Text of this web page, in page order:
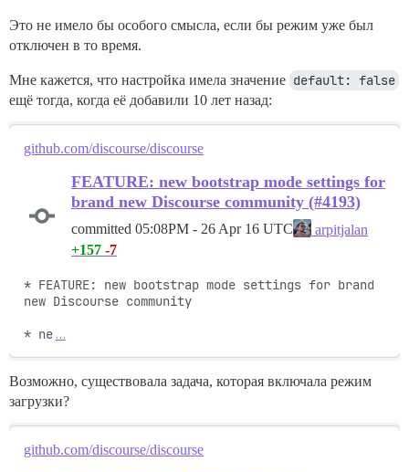
Это не имело бы особого смысла, если бы режим уже был
отключен в то время.
Мне кажется, что настройка имела значение default: false
ещё тогда, когда её добавили 10 лет назад:
github.com/discourse/discourse
FEATURE: new bootstrap mode settings for
brand new Discourse community (#4193)
committed 05:08PM - 26 Apr 16 UTC
arpitjalan
+157 -7
* FEATURE: new bootstrap mode settings for brand
new Discourse community
* ne …
Возможно, существовала задача, которая включала режим
загрузки?
github.com/discourse/discourse